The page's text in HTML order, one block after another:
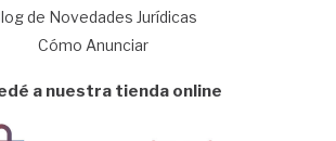
de Novedades Jurídicas
Cómo Anunciar
a nuestra tienda online